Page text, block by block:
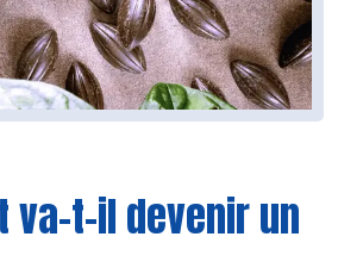
va-t-il devenir un